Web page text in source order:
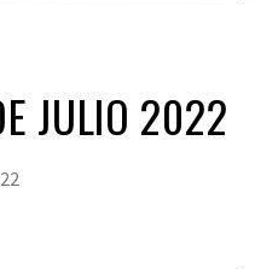
JULIO 2022